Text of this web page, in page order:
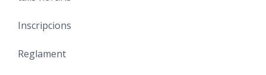
Inscripcions
Reglament